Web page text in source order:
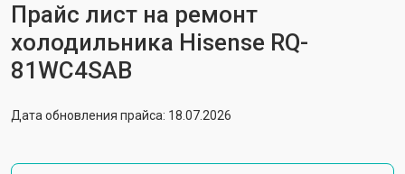
Прайс лист на ремонт
холодильника Hisense RQ-
81WC4SAB
Дата обновления прайса: 18.07.2026